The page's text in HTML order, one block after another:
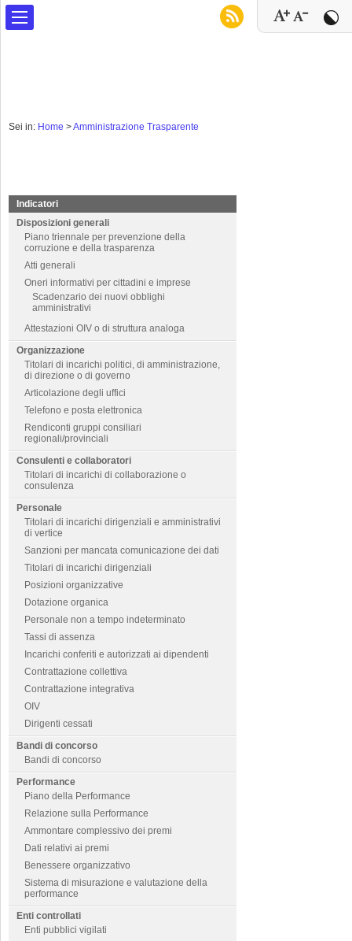
Sei in: Home >Amministrazione Trasparente
Indicatori
Disposizioni generali
Piano triennale per prevenzione della
corruzione e della trasparenza
Atti generali
Oneri informativi per cittadini e imprese
Scadenzario dei nuovi obblighi
amministrativi
Attestazioni OIV o di struttura analoga
Organizzazione
Titolari di incarichi politici, di amministrazione,
di direzione o di governo
Articolazione degli uffici
Telefono e posta elettronica
Rendiconti gruppi consiliari
regionali/provinciali
Consulenti e collaboratori
Titolari di incarichi di collaborazione o
consulenza
Personale
Titolari di incarichi dirigenziali e amministrativi
di vertice
Sanzioni per mancata comunicazione dei dati
Titolari di incarichi dirigenziali
Posizioni organizzative
Dotazione organica
Personale non a tempo indeterminato
Tassi di assenza
Incarichi conferiti e autorizzati ai dipendenti
Contrattazione collettiva
Contrattazione integrativa
OIV
Dirigenti cessati
Bandi di concorso
Bandi di concorso
Performance
Piano della Performance
Relazione sulla Performance
Ammontare complessivo dei premi
Dati relativi ai premi
Benessere organizzativo
Sistema di misurazione e valutazione della
performance
Enti controllati
Enti pubblici vigilati